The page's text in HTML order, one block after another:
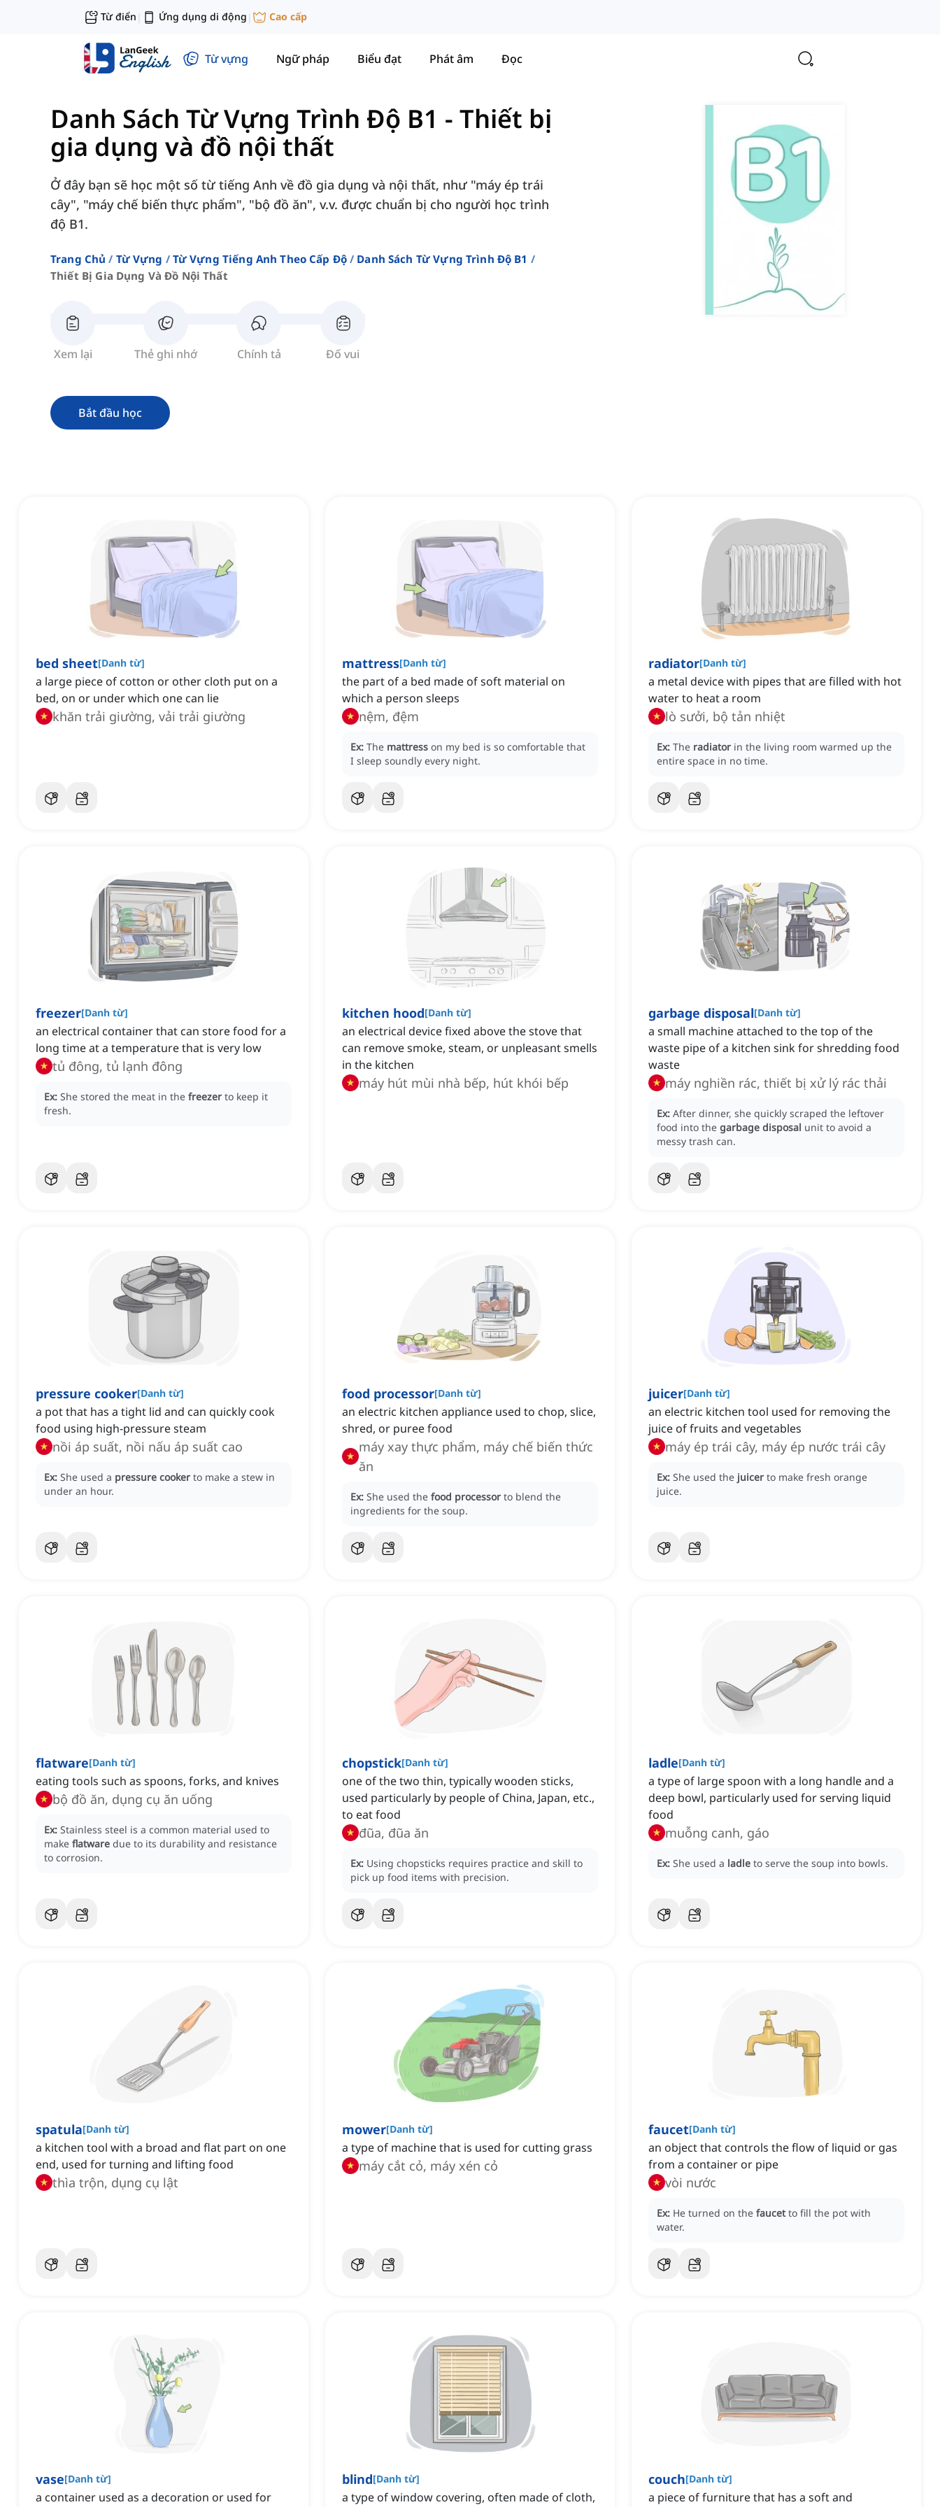
Từ điển | Ứng dụng di động | Cao cấp
Từ vựng Ngữ pháp Biểu đạt Phát âm Đọc
Danh Sách Từ Vựng Trình Độ B1 - Thiết bị
gia dụng và đồ nội thất
Ở đây bạn sẽ học một số từ tiếng Anh về đồ gia dụng và nội thất, như "máy ép trái
cây", "máy chế biến thực phẩm", "bộ đồ ăn", v.v. được chuẩn bị cho người học trình
độ B1.
Trang Chủ Từ Vựng Từ Vựng Tiếng Anh Theo Cấp Độ
Danh Sách Từ Vựng Trình Độ B1
Thiết Bị Gia Dụng Và Đồ Nội Thất
Xem lại Thẻ ghi nhớ Chính tả Đố vui
Bắt đầu học
bed sheet[Danh từ]
a large piece of cotton or other cloth put on a
bed, on or under which one can lie
khăn trải giường, vải trải giường
mattress[Danh từ]
the part of a bed made of soft material on
which a person sleeps
nệm, đệm
Ex: The mattress on my bed is so comfortable that
I sleep soundly every night.
radiator[Danh từ]
a metal device with pipes that are filled with hot
water to heat a room
lò sưởi, bộ tản nhiệt
Ex: The radiator in the living room warmed up the
entire space in no time.
freezer[Danh từ]
an electrical container that can store food for a
long time at a temperature that is very low
tủ đông, tủ lạnh đông
Ex: She stored the meat in the freezer to keep it
fresh.
kitchen hood[Danh từ]
an electrical device fixed above the stove that
can remove smoke, steam, or unpleasant smells
in the kitchen
máy hút mùi nhà bếp, hút khói bếp
garbage disposal[Danh từ]
a small machine attached to the top of the
waste pipe of a kitchen sink for shredding food
waste
máy nghiền rác, thiết bị xử lý rác thải
Ex: After dinner, she quickly scraped the leftover
food into the garbage disposal unit to avoid a
messy trash can.
pressure cooker[Danh từ]
a pot that has a tight lid and can quickly cook
food using high-pressure steam
nồi áp suất, nồi nấu áp suất cao
Ex: She used a pressure cooker to make a stew in
under an hour.
food processor[Danh từ]
an electric kitchen appliance used to chop, slice,
shred, or puree food
máy xay thực phẩm, máy chế biến thức
ăn
Ex: She used the food processor to blend the
ingredients for the soup.
juicer[Danh từ]
an electric kitchen tool used for removing the
juice of fruits and vegetables
máy ép trái cây, máy ép nước trái cây
Ex: She used the juicer to make fresh orange
juice.
flatware[Danh từ]
eating tools such as spoons, forks, and knives
bộ đồ ăn, dụng cụ ăn uống
Ex: Stainless steel is a common material used to
make flatware due to its durability and resistance
to corrosion.
chopstick[Danh từ]
one of the two thin, typically wooden sticks,
used particularly by people of China, Japan, etc.,
to eat food
đũa, đũa ăn
Ex: Using chopsticks requires practice and skill to
pick up food items with precision.
ladle[Danh từ]
a type of large spoon with a long handle and a
deep bowl, particularly used for serving liquid
food
muỗng canh, gáo
Ex: She used a ladle to serve the soup into bowls.
spatula[Danh từ]
a kitchen tool with a broad and flat part on one
end, used for turning and lifting food
thìa trộn, dụng cụ lật
mower[Danh từ]
a type of machine that is used for cutting grass
máy cắt cỏ, máy xén cỏ
faucet[Danh từ]
an object that controls the flow of liquid or gas
from a container or pipe
vòi nước
Ex: He turned on the faucet to fill the pot with
water.
vase[Danh từ]
a container used as a decoration or used for
blind[Danh từ]
a type of window covering, often made of cloth,
couch[Danh từ]
a piece of furniture that has a soft and